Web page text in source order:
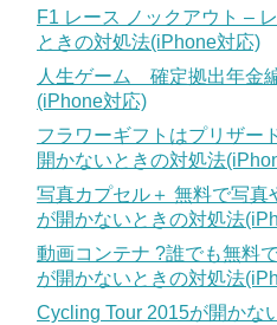
F1 レース ノックアウト –
ときの対処法(iPhone対応)
人生ゲーム 確定拠出年金
(iPhone対応)
フラワーギフトはプリザー
開かないときの対処法
写真カプセル＋ 無料で写真
が開かないときの対処法
動画コンテナ ?誰でも無料
が開かないときの対処法
Cycling Tour 2015が開かな